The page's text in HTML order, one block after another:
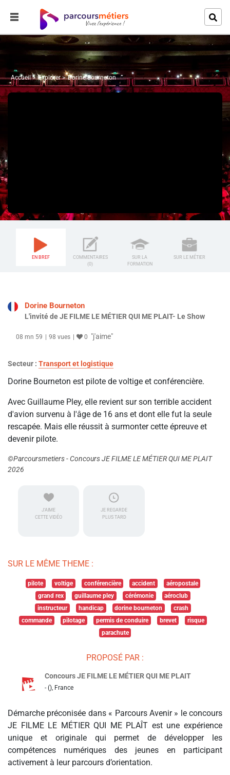
Accueil Explorer Dorine Bourneton
EN BREF
COMMENTAIRES
(0)
SUR LA
FORMATION
SUR LE MÉTIER
Dorine Bourneton
L'invité de JE FILME LE MÉTIER QUI ME PLAIT- Le Show
08 mn 59 98 vues 0 "j'aime"
Secteur : Transport et logistique
Dorine Bourneton est pilote de voltige et conférencière.
Avec Guillaume Pley, elle revient sur son terrible accident
d'avion survenu à l'âge de 16 ans et dont elle fut la seule
rescapée. Mais elle réussit à surmonter cette épreuve et
devenir pilote.
©Parcoursmetiers - Concours JE FILME LE MÉTIER QUI ME PLAIT
2026
J'AIME
CETTE VIDÉO
JE REGARDE
PLUS TARD
SUR LE MÊME THEME :
pilote voltige conférencière accident
aéropostale
grand rex
guillaume pley cérémonie
aéroclub
instructeur
handicap dorine bourneton
crash
commande
pilotage permis de conduire brevet
risque
parachute
PROPOSÉ PAR :
Concours JE FILME LE MÉTIER QUI ME PLAIT
- (), France
Démarche préconisée dans « Parcours Avenir » le concours
JE FILME LE MÉTIER QUI ME PLAÎT est une expérience
unique et originale qui permet de développer les
compétences numériques des jeunes en participant
activement à leur parcours d’orientation.